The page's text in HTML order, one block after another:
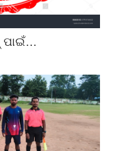
ପାଇଁ…